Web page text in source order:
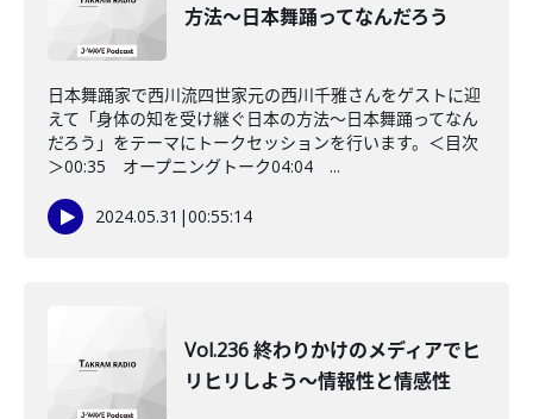
方法〜日本舞踊ってなんだろう
日本舞踊家で西川流四世家元の西川千雅さんをゲストに迎
えて「身体の知を受け継ぐ日本の方法〜日本舞踊ってなん
だろう」をテーマにトークセッションを行います。＜目次
＞00:35 オープニングトーク04:04 ...
2024.05.31 |00:55:14
Vol.236 終わりかけのメディアでヒ
リヒリしよう〜情報性と情感性